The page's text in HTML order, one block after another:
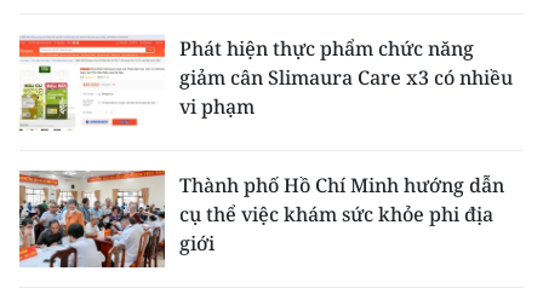
Phát hiện thực phẩm chức năng
giảm cân Slimaura Care x3 có nhiều
vi phạm
Thành phố Hồ Chí Minh hướng dẫn
cụ thể việc khám sức khỏe phi địa
giới